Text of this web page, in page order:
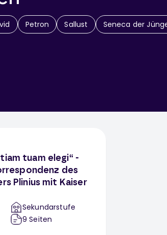
Petron Sallust Seneca der
tuam elegi“ -
des
Plinius mit Kaiser
Sekundarstufe
9 Seiten